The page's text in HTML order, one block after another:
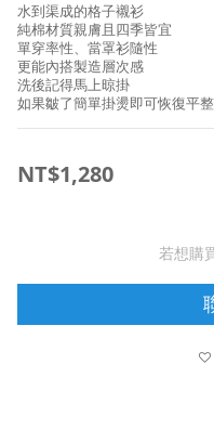
水到渠成的格子襯衫
純棉材質親膚且四季皆宜
單穿率性、當罩衫隨性
更能內搭製造層次感
洗後記得馬上晾掛
如果皺了簡單掛燙即可恢復平整
NT$1,280
若想購